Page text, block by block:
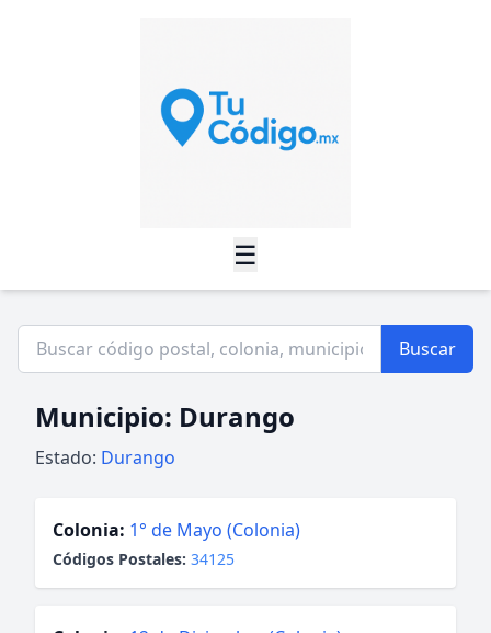
☰
Buscar
Municipio: Durango
Estado: Durango
Colonia: 1° de Mayo (Colonia)
Códigos Postales: 34125